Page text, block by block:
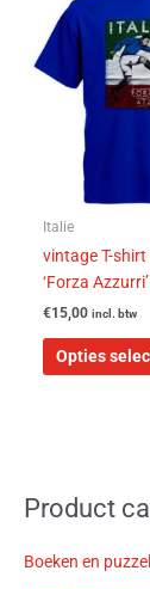
Italie
vintage T-
‘Forza Azzurri’
€15,00 incl. btw
Opties
Product
Boeken en